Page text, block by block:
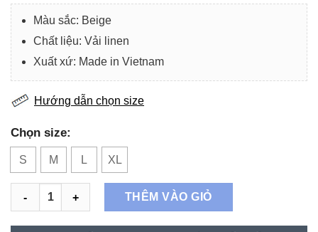
Màu sắc: Beige
Chất liệu: Vải linen
Xuất xứ: Made in Vietnam
Hướng dẫn chọn size
Chọn size:
S M L XL
Váy đầm cổ tàu phối nẹp cổ thổ cẩm Beige số lượng
THÊM VÀO GIỎ